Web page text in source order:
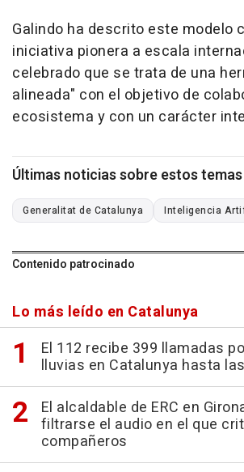
Galindo ha descrito este modelo
iniciativa pionera a escala
celebrado que se trata de una
alineada" con el objetivo de
ecosistema y con un carácter
Últimas noticias sobre estos temas
Generalitat de Catalunya Inteligencia
Contenido patrocinado
Lo más leído en Catalunya
El 112 recibe 399 llamadas
lluvias en Catalunya hasta
El alcaldable de ERC en
filtrarse el audio en el que
compañeros